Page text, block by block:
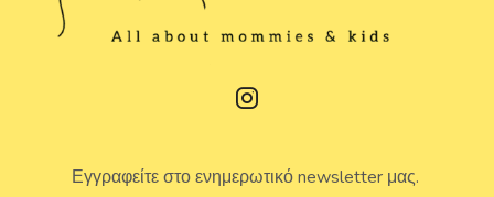
Εγγραφείτε στο ενημερωτικό newsletter μας.